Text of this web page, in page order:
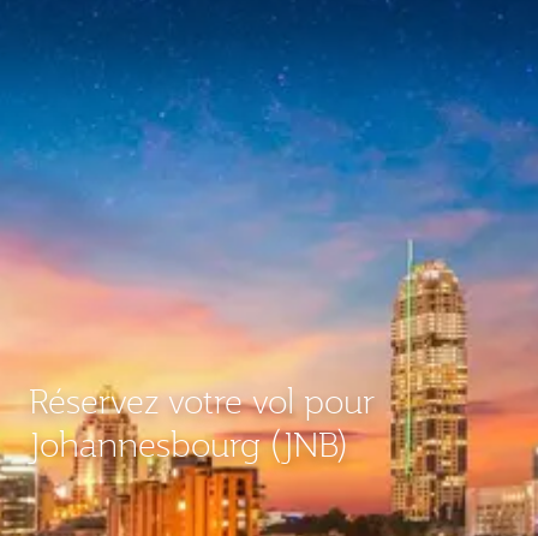
Réservez votre vol pour
Johannesbourg (JNB)